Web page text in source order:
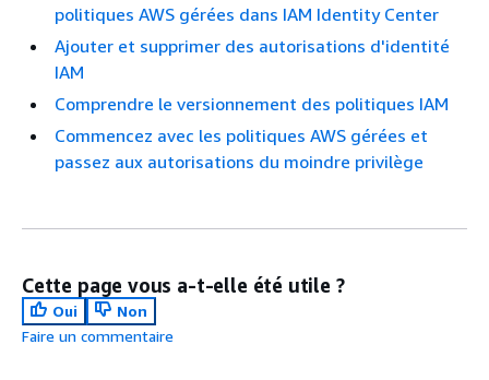
politiques AWS gérées dans IAM Identity Center
Ajouter et supprimer des autorisations d'identité
IAM
Comprendre le versionnement des politiques IAM
Commencez avec les politiques AWS gérées et
passez aux autorisations du moindre privilège
Cette page vous a-t-elle été utile ?
Oui
Non
Faire un commentaire